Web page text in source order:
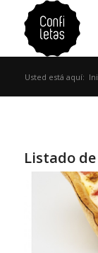
Usted está aquí:
Listado